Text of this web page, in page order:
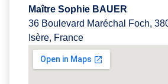
Maître Sophie BAUER
36 Boulevard Maréchal Foch,
Isère, France